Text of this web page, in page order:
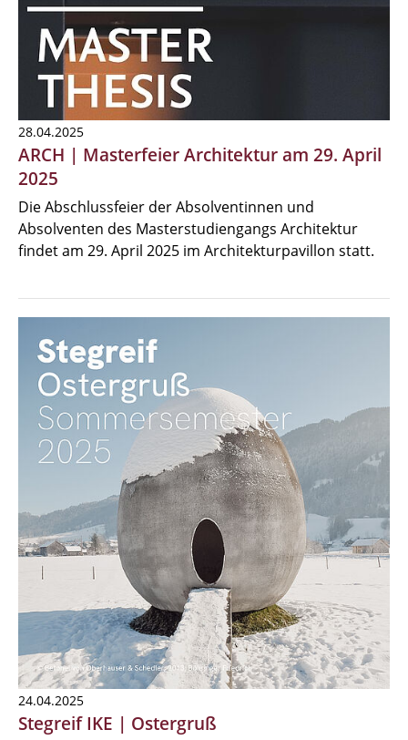
28.04.2025
ARCH | Masterfeier Architektur am 29. April
2025
Die Abschlussfeier der Absolventinnen und
Absolventen des Masterstudiengangs Architektur
findet am 29. April 2025 im Architekturpavillon statt.
24.04.2025
Stegreif IKE | Ostergruß